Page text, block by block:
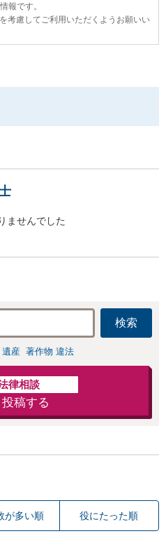
報です。
考慮してご利用いただくようお願いい
ませんでした
検索
遺産 著作物 違法
律相談
稿する
が多い順 役にたった順